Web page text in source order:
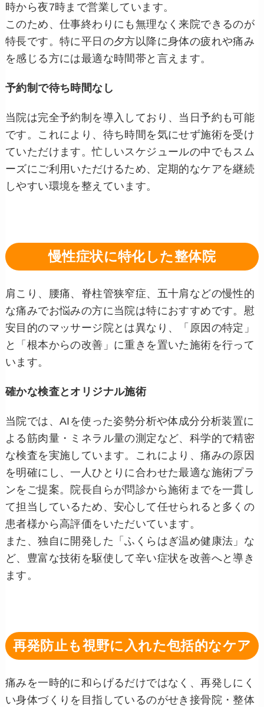
時から夜7時まで営業しています。
このため、仕事終わりにも無理なく来院できるのが
特長です。特に平日の夕方以降に身体の疲れや痛み
を感じる方には最適な時間帯と言えます。
予約制で待ち時間なし
当院は完全予約制を導入しており、当日予約も可能
です。これにより、待ち時間を気にせず施術を受け
ていただけます。忙しいスケジュールの中でもスム
ーズにご利用いただけるため、定期的なケアを継続
しやすい環境を整えています。
慢性症状に特化した整体院
肩こり、腰痛、脊柱管狭窄症、五十肩などの慢性的
な痛みでお悩みの方に当院は特におすすめです。慰
安目的のマッサージ院とは異なり、「原因の特定」
と「根本からの改善」に重きを置いた施術を行って
います。
確かな検査とオリジナル施術
当院では、AIを使った姿勢分析や体成分分析装置に
よる筋肉量・ミネラル量の測定など、科学的で精密
な検査を実施しています。これにより、痛みの原因
を明確にし、一人ひとりに合わせた最適な施術プラ
ンをご提案。院長自らが問診から施術までを一貫し
て担当しているため、安心して任せられると多くの
患者様から高評価をいただいています。
また、独自に開発した「ふくらはぎ温め健康法」な
ど、豊富な技術を駆使して辛い症状を改善へと導き
ます。
再発防止も視野に入れた包括的なケア
痛みを一時的に和らげるだけではなく、再発しにく
い身体づくりを目指しているのがせき接骨院・整体